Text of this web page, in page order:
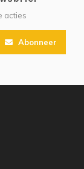
acties
Abonneer